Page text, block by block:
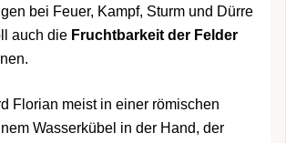
bei Feuer, Kampf, Sturm und Dürre
auch die Fruchtbarkeit der Felder
Florian meist in einer römischen
Wasserkübel in der Hand, der